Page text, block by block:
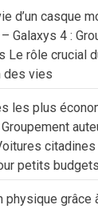
d’un casque
Galaxys 4 :
Le rôle crucial
des vies
les plus
citadines
petits budgets
grâce